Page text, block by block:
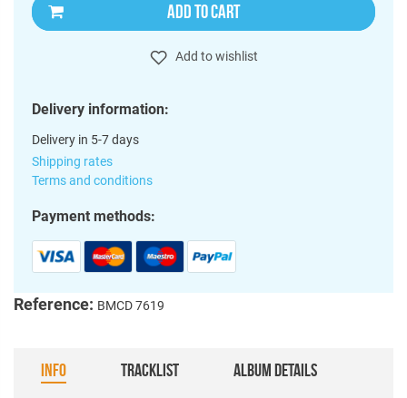
ADD TO CART
Add to wishlist
Delivery information:
Delivery in 5-7 days
Shipping rates
Terms and conditions
Payment methods:
Reference: BMCD 7619
INFO TRACKLIST ALBUM DETAILS